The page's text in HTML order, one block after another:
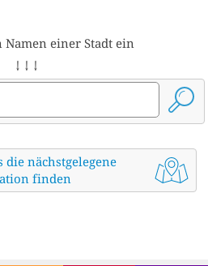
Namen einer Stadt ein
↓ ↓ ↓
die nächstgelegene
finden